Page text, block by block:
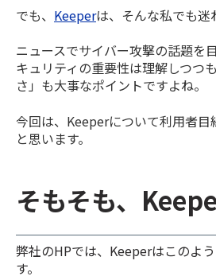
でも、 Keeperは、そんな私でも迷
ニュースでサイバー攻撃の話題を
キュリティの重要性は理解しつつ
さ」も大事なポイントですよね。
今回は、Keeperについて利用者目
と思います。
そもそも、
弊社のHPでは、Keeperはこのよ
す。